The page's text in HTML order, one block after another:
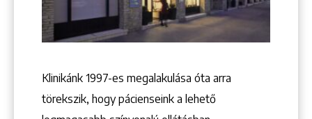
Klinikánk 1997-­es megalakulása óta arra
törekszik, hogy pácienseink a lehető